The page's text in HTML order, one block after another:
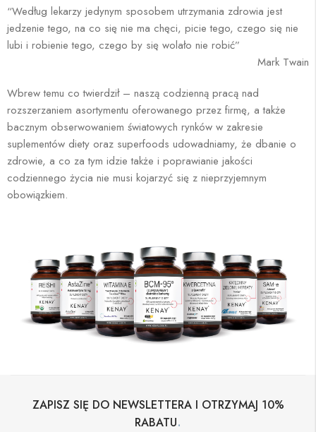
“Według lekarzy jedynym sposobem utrzymania zdrowia jest
jedzenie tego, na co się nie ma chęci, picie tego, czego się nie
lubi i robienie tego, czego by się wolało nie robić”
Mark Twain
Wbrew temu co twierdził – naszą codzienną pracą nad
rozszerzaniem asortymentu oferowanego przez firmę, a także
bacznym obserwowaniem światowych rynków w zakresie
suplementów diety oraz superfoods udowadniamy, że dbanie o
zdrowie, a co za tym idzie także i poprawianie jakości
codziennego życia nie musi kojarzyć się z nieprzyjemnym
obowiązkiem.
ZAPISZ SIĘ DO NEWSLETTERA I OTRZYMAJ 10%
RABATU.